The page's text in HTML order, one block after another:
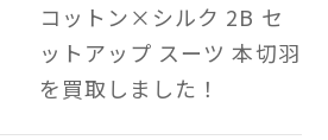
コットン×シルク 2B​ セ
ットアップ スーツ 本切羽
を買取しました！